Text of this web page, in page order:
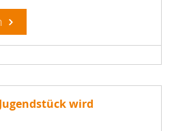
wird